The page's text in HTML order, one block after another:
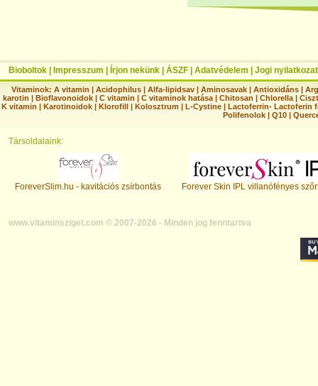
Bioboltok Impresszum Írjon nekünk ÁSZF Adatvédelem Jogi nyilatkozat
Vitaminok: A vitamin |Acidophilus |Alfa-lipidsav |Aminosavak |Antioxidáns |
karotin | Bioflavonoidok | C vitamin | C vitaminok hatása | Chitosan | Chlorella |
K vitamin | Karotinoidok | Klorofill | Kolosztrum | L-Cystine | Lactoferrin- Lactoferin
Polifenolok |Q10 |
Társoldalaink:
ForeverSlim.hu - kavitációs zsírbontás Forever Skin IPL villanófényes
www.vitaminsziget.com © 2007-2026 - Minden jog fenntartva